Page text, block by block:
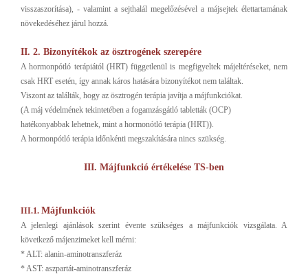
visszaszorítása), - valamint a sejthalál megelőzésével a májsejtek élettartamának
növekedéséhez járul hozzá.
II. 2. Bizonyítékok az ösztrogének szerepére
A hormonpótló terápiától (HRT) függetlenül is megfigyeltek májeltéréseket, nem
csak HRT esetén, így annak káros hatására bizonyítékot nem találtak.
Viszont az találták, hogy az ösztrogén terápia javítja a májfunkciókat.
(A máj védelmének tekintetében a fogamzásgátló tabletták (OCP)
hatékonyabbak lehetnek, mint a hormonótló terápia (HRT)).
A hormonpótló terápia időnkénti megszakítására nincs szükség.
III. Májfunkció értékelése TS-ben
III.1. Májfunkciók
A jelenlegi ajánlások szerint évente szükséges a májfunkciók vizsgálata. A
következő májenzimeket kell mérni:
* ALT: alanin-aminotranszferáz
* AST: aszpartát-aminotranszferáz